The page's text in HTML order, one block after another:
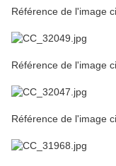
Référence de l'image
Référence de l'image
Référence de l'image